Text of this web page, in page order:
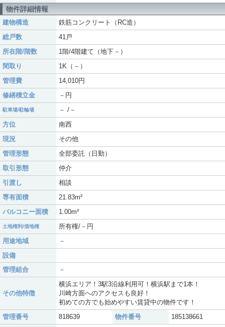
物件詳細情報
建物構造
鉄筋コンクリート（RC造）
総戸数
41戸
所在階/階数
1階/4階建て（地下－）
間取り
1K（－）
管理費
14,010円
修繕積立金
－円
駐車場/駐輪場
－ /－
方位
南西
現況
その他
管理形態
全部委託（日勤）
取引形態
仲介
引渡し
相談
専有面積
21.83m²
バルコニー面積
1.00m²
土地権利/借地権
所有権/－円
用途地域
－
設備
管理組合
－
その他特徴
横浜エリア！3駅3沿線利用可！横浜駅まで1本！
川崎方面へのアクセスも良好！
初めての方でも始めやすい賃貸中の物件です！
管理番号
818639 物件番号 185138661